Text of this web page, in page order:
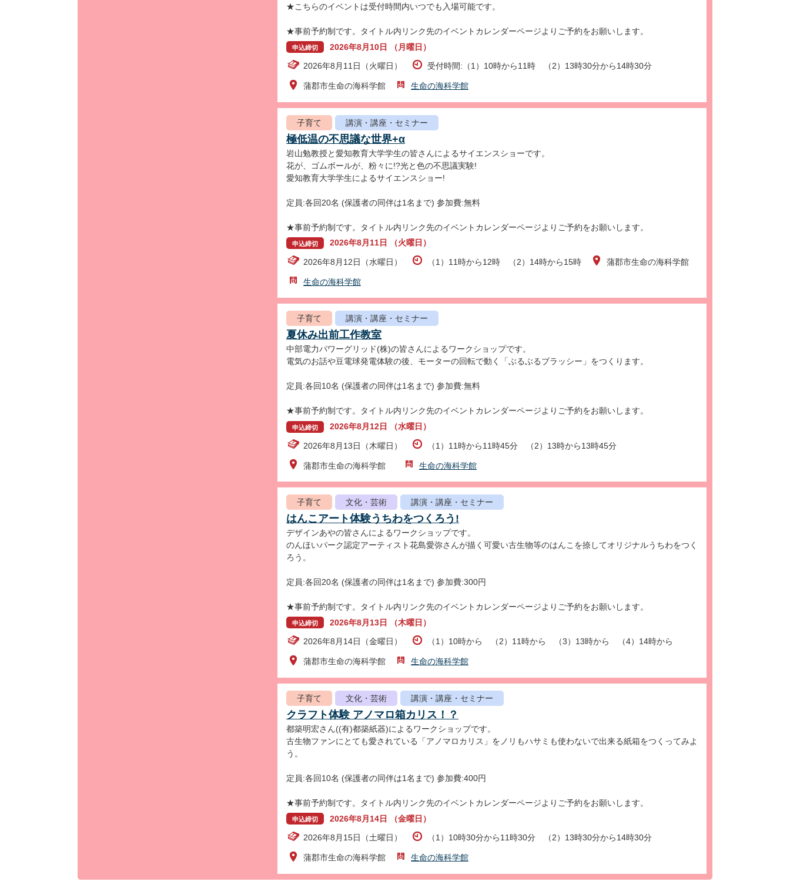
★こちらのイベントは受付時間内いつでも入場可能です。
★事前予約制です。タイトル内リンク先のイベントカレンダーページよりご予約をお願いします。
申込締切 2026年8月10日 （月曜日）
2026年8月11日（火曜日） 受付時間:（1）10時から11時 （2）13時30分から14時30分
蒲郡市生命の海科学館 生命の海科学館
子育て 講演・講座・セミナー
極低温の不思議な世界+α
岩山勉教授と愛知教育大学学生の皆さんによるサイエンスショーです。
花が、ゴムボールが、粉々に!?光と色の不思議実験!
愛知教育大学学生によるサイエンスショー!
定員:各回20名 (保護者の同伴は1名まで) 参加費:無料
★事前予約制です。タイトル内リンク先のイベントカレンダーページよりご予約をお願いします。
申込締切 2026年8月11日 （火曜日）
2026年8月12日（水曜日） （1）11時から12時 （2）14時から15時 蒲郡市生命の海科学館
生命の海科学館
子育て 講演・講座・セミナー
夏休み出前工作教室
中部電力パワーグリッド(株)の皆さんによるワークショップです。
電気のお話や豆電球発電体験の後、モーターの回転で動く「ぶるぶるブラッシー」をつくります。
定員:各回10名 (保護者の同伴は1名まで) 参加費:無料
★事前予約制です。タイトル内リンク先のイベントカレンダーページよりご予約をお願いします。
申込締切 2026年8月12日 （水曜日）
2026年8月13日（木曜日） （1）11時から11時45分 （2）13時から13時45分
蒲郡市生命の海科学館 生命の海科学館
子育て 文化・芸術 講演・講座・セミナー
はんこアート体験うちわをつくろう!
デザインあやの皆さんによるワークショップです。
のんほいパーク認定アーティスト花島愛弥さんが描く可愛い古生物等のはんこを捺してオリジナルうちわをつく
ろう。
定員:各回20名 (保護者の同伴は1名まで) 参加費:300円
★事前予約制です。タイトル内リンク先のイベントカレンダーページよりご予約をお願いします。
申込締切 2026年8月13日 （木曜日）
2026年8月14日（金曜日） （1）10時から （2）11時から （3）13時から （4）14時から
蒲郡市生命の海科学館 生命の海科学館
子育て 文化・芸術 講演・講座・セミナー
クラフト体験 アノマロ箱カリス！？
都築明宏さん((有)都築紙器)によるワークショップです。
古生物ファンにとても愛されている「アノマロカリス」をノリもハサミも使わないで出来る紙箱をつくってみよ
う。
定員:各回10名 (保護者の同伴は1名まで) 参加費:400円
★事前予約制です。タイトル内リンク先のイベントカレンダーページよりご予約をお願いします。
申込締切 2026年8月14日 （金曜日）
2026年8月15日（土曜日） （1）10時30分から11時30分 （2）13時30分から14時30分
蒲郡市生命の海科学館 生命の海科学館